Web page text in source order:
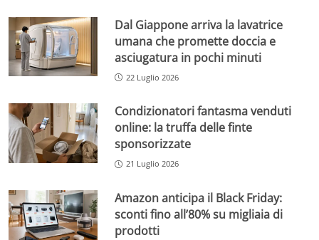
Dal Giappone arriva la lavatrice
umana che promette doccia e
asciugatura in pochi minuti
22 Luglio 2026
Condizionatori fantasma venduti
online: la truffa delle finte
sponsorizzate
21 Luglio 2026
Amazon anticipa il Black Friday:
sconti fino all’80% su migliaia di
prodotti